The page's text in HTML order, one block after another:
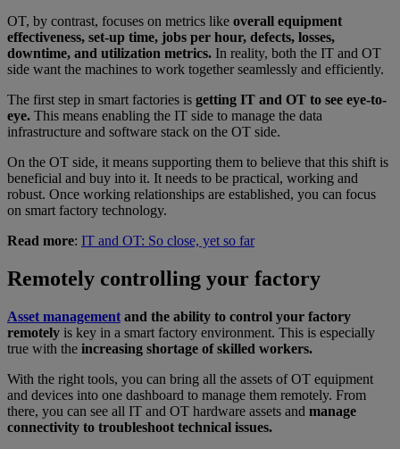
OT, by contrast, focuses on metrics like overall equipment
effectiveness, set-up time, jobs per hour, defects, losses,
downtime, and utilization metrics. In reality, both the IT and OT
side want the machines to work together seamlessly and efficiently.
The first step in smart factories is getting IT and OT to see eye-to-
eye. This means enabling the IT side to manage the data
infrastructure and software stack on the OT side.
On the OT side, it means supporting them to believe that this shift is
beneficial and buy into it. It needs to be practical, working and
robust. Once working relationships are established, you can focus
on smart factory technology.
Read more: IT and OT: So close, yet so far
Remotely controlling your factory
Asset management and the ability to control your factory
remotely is key in a smart factory environment. This is especially
true with the increasing shortage of skilled workers.
With the right tools, you can bring all the assets of OT equipment
and devices into one dashboard to manage them remotely. From
there, you can see all IT and OT hardware assets and manage
connectivity to troubleshoot technical issues.